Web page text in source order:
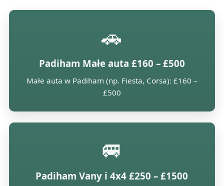
🚗
Padiham Małe auta £160 – £500
Małe auta w Padiham (np. Fiesta, Corsa): £160 –
£500
🚐
Padiham Vany i 4x4 £250 – £1500